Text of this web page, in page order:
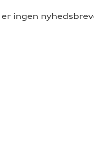
er ingen